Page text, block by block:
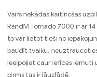
Vairs nekādas kaitinošas
RandM Tornado 7000 ir ar
to var lietot tieši no
baudīt tvaiku,
ieelpojiet caur ierīces iemuti
pirms tas ir jāuzlādē.